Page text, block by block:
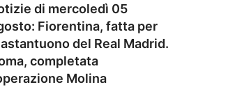
di mercoledì 05
Fiorentina, fatta per
del Real Madrid.
completata
Molina